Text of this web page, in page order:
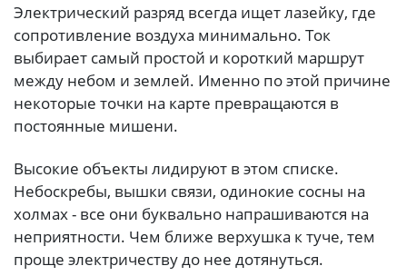
Электрический разряд всегда ищет лазейку, где
сопротивление воздуха минимально. Ток
выбирает самый простой и короткий маршрут
между небом и землей. Именно по этой причине
некоторые точки на карте превращаются в
постоянные мишени.
Высокие объекты лидируют в этом списке.
Небоскребы, вышки связи, одинокие сосны на
холмах - все они буквально напрашиваются на
неприятности. Чем ближе верхушка к туче, тем
проще электричеству до нее дотянуться.